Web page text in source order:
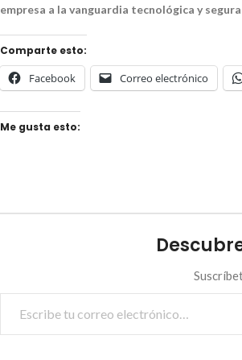
empresa a la vanguardia tecnológica y
Comparte esto:
Facebook Correo electrónico
Me gusta esto: